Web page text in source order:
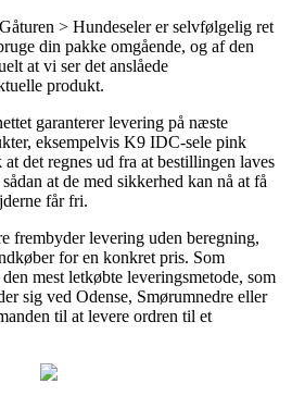
> Hundeseler er selvfølgelig ret
din pakke omgående, og af den
at vi ser det anslåede
produkt.
garanterer levering på næste
eksempelvis K9 IDC-sele pink
det regnes ud fra at bestillingen laves
at de med sikkerhed kan nå at få
får fri.
frembyder levering uden beregning,
for en konkret pris. Som
mest letkøbte leveringsmetode, som
sig ved Odense, Smørumnedre eller
til at levere ordren til et